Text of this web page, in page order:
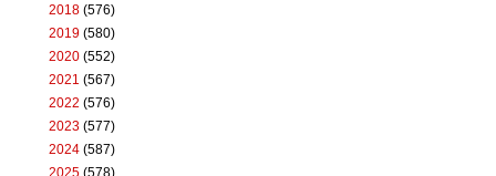
2018 (576)
2019 (580)
2020 (552)
2021 (567)
2022 (576)
2023 (577)
2024 (587)
2025 (578)